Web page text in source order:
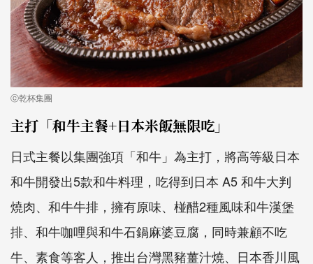
ⓒ乾杯集團
主打「和牛主餐+日本米飯無限吃」
日式主餐以集團強項「和牛」為主打，將高等級日本
和牛開發出5款和牛料理，吃得到日本 A5 和牛大判
燒肉、和牛牛排，擁有原味、椪醋2種風味和牛漢堡
排、和牛咖哩與和牛石鍋麻婆豆腐，同時兼顧不吃
牛、素食等客人，推出台灣黑豬薑汁燒、日本香川風